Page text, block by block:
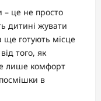
– це не просто
дитині жувати
готують місце
того, як
лише комфорт
в